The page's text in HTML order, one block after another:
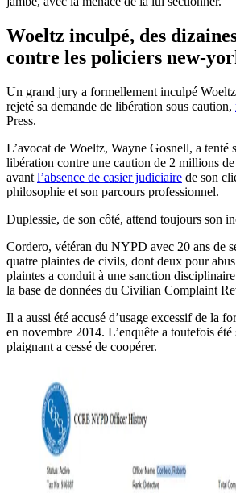
Woeltz inculpé, des
contre les policiers new-
Un grand jury a formellement inculpé
rejeté sa demande de libération sous caution,
Press.
L’avocat de Woeltz, Wayne Gosnell, a tenté
libération contre une caution de 2 millions
avant l’absence de casier judiciaire de son
philosophie et son parcours professionnel.
Duplessie, de son côté, attend toujours son
Cordero, vétéran du NYPD avec 20 ans de
quatre plaintes de civils, dont deux pour
plaintes a conduit à une sanction
la base de données du Civilian Complaint
Il a aussi été accusé d’usage excessif de la
en novembre 2014. L’enquête a toutefois été
plaignant a cessé de coopérer.